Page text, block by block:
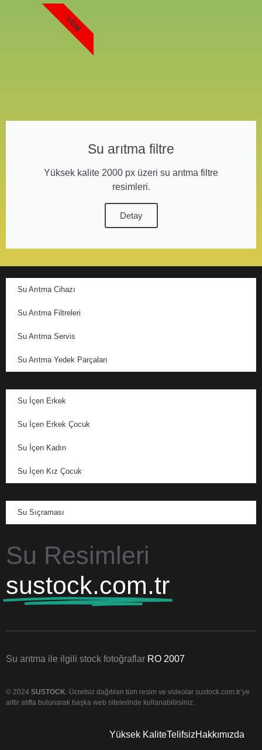
Su arıtma filtre
Yüksek kalite 2000 px üzeri su arıtma filtre
resimleri.
Detay
YENI
Su Arıtma Cihazı
Su Arıtma Filtreleri
Su Arıtma Servis
Su Arıtma Yedek Parçaları
Su İçen Erkek
Su İçen Erkek Çocuk
Su İçen Kadın
Su İçen Kız Çocuk
Su Sıçraması
Su Resimleri
sustock.com.tr
Su arıtma ile ilgili stock fotoğraflar RO 2007
© 2024 SUSTOCK . Ücretsiz dağıtılan tüm resim ve videolar sustock.com.tr’ye
aittir atıfta bulunarak başka web sitelerinde kullanabilirsiniz.
Yüksek KaliteTelifsizHakkımızda